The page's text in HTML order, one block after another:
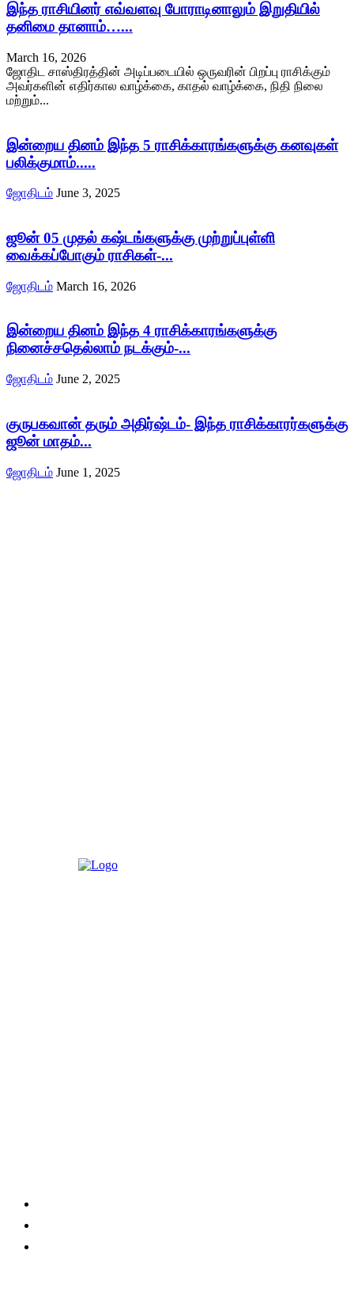
இந்த ராசியினர் எவ்வளவு போராடினாலும் இறுதியில்
தனிமை தானாம்…...
March 16, 2026
ஜோதிட சாஸ்திரத்தின் அடிப்படையில் ஒருவரின் பிறப்பு ராசிக்கும்
அவர்களின் எதிர்கால வாழ்க்கை, காதல் வாழ்க்கை, நிதி நிலை
மற்றும்...
இன்றைய தினம் இந்த 5 ராசிக்காரங்களுக்கு கனவுகள்
பலிக்குமாம்.....
ஜோதிடம் June 3, 2025
ஜூன் 05 முதல் கஷ்டங்களுக்கு முற்றுப்புள்ளி
வைக்கப்போகும் ராசிகள்-...
ஜோதிடம் March 16, 2026
இன்றைய தினம் இந்த 4 ராசிக்காரங்களுக்கு
நினைச்சதெல்லாம் நடக்கும்-...
ஜோதிடம் June 2, 2025
குருபகவான் தரும் அதிர்ஷ்டம்- இந்த ராசிக்காரர்களுக்கு
ஜூன் மாதம்...
ஜோதிடம் June 1, 2025